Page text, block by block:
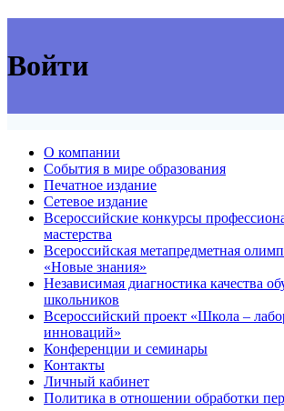
Войти
О компании
События в мире образования
Печатное издание
Сетевое издание
Всероссийские конкурсы
мастерства
Всероссийская метапредметная
«Новые знания»
Независимая диагностика качества
школьников
Всероссийский проект «Школа –
инноваций»
Конференции и семинары
Контакты
Личный кабинет
Политика в отношении обработки